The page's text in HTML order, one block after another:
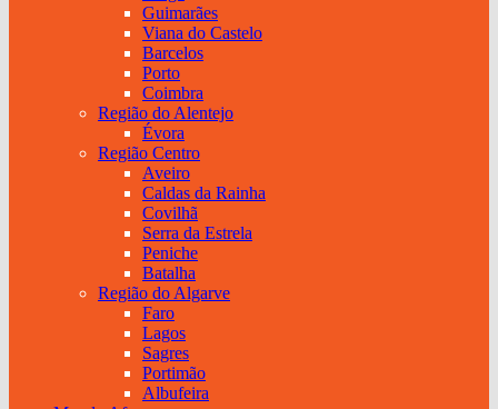
Guimarães
Viana do Castelo
Barcelos
Porto
Coimbra
Região do Alentejo
Évora
Região Centro
Aveiro
Caldas da Rainha
Covilhã
Serra da Estrela
Peniche
Batalha
Região do Algarve
Faro
Lagos
Sagres
Portimão
Albufeira